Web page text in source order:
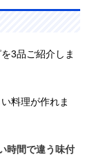
3品ご紹介しま
料理が作れま
時間で違う味付